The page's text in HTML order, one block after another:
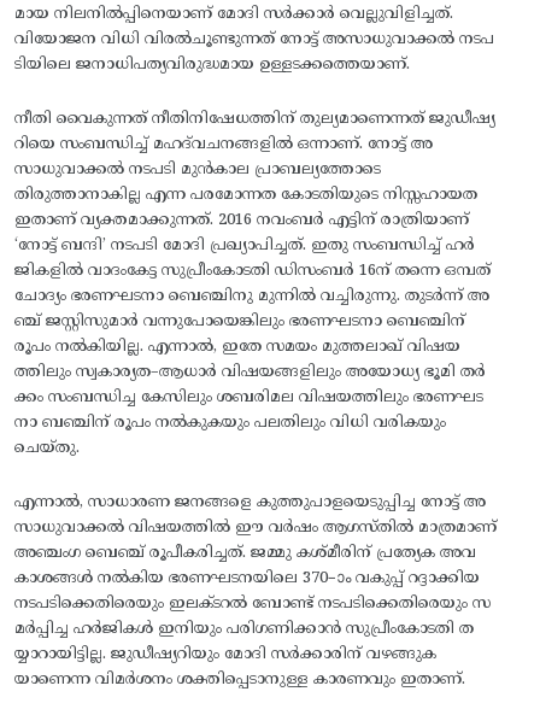
മായ നിലനിൽപ്പിനെയാണ് മോദി സർക്കാർ വെല്ലുവിളിച്ചത്.
വിയോജന വിധി വിരൽചൂണ്ടുന്നത് നോട്ട് അസാധുവാക്കൽ നടപ
ടിയിലെ ജനാധിപത്യവിരുദ്ധമായ ഉള്ളടക്കത്തെയാണ്‌.
നീതി വൈകുന്നത് നീതിനിഷേധത്തിന് തുല്യമാണെന്നത്‌ ജുഡീഷ്യ
റിയെ സംബന്ധിച്ച് മഹദ്‌വചനങ്ങളിൽ ഒന്നാണ്. നോട്ട് അ
സാധുവാക്കൽ നടപടി മുൻകാല പ്രാബല്യത്തോടെ
തിരുത്താനാകില്ല എന്ന പരമോന്നത കോടതിയുടെ നിസ്സഹായത
ഇതാണ് വ്യക്തമാക്കുന്നത്. 2016 നവംബർ എട്ടിന് രാത്രിയാണ്
‘നോട്ട് ബന്ദി’ നടപടി മോദി പ്രഖ്യാപിച്ചത്. ഇതു സംബന്ധിച്ച് ഹർ
ജികളിൽ വാദംകേട്ട സുപ്രീംകോടതി ഡിസംബർ 16ന് തന്നെ ഒമ്പത്‌
ചോദ്യം ഭരണഘടനാ ബെഞ്ചിനു മുന്നിൽ വച്ചിരുന്നു. തുടർന്ന് അ
ഞ്ച് ജസ്റ്റിസുമാർ വന്നുപോയെങ്കിലും ഭരണഘടനാ ബെഞ്ചിന്
രൂപം നൽകിയില്ല. എന്നാൽ, ഇതേ സമയം മുത്തലാഖ്‌ വിഷയ
ത്തിലും സ്വകാര്യത–ആധാർ വിഷയങ്ങളിലും അയോധ്യ ഭൂമി തർ
ക്കം സംബന്ധിച്ച കേസിലും ശബരിമല വിഷയത്തിലും ഭരണഘട
നാ ബഞ്ചിന്‌ രൂപം നൽകുകയും പലതിലും വിധി വരികയും
ചെയ്തു.
എന്നാൽ, സാധാരണ ജനങ്ങളെ കുത്തുപാളയെടുപ്പിച്ച നോട്ട് അ
സാധുവാക്കൽ വിഷയത്തിൽ ഈ വർഷം ആഗസ്‌തിൽ മാത്രമാണ്
അഞ്ചംഗ ബെഞ്ച് രൂപീകരിച്ചത്. ജമ്മു കശ്‌മീരിന്‌ പ്രത്യേക അവ
കാശങ്ങൾ നൽകിയ ഭരണഘടനയിലെ 370–ാം വകുപ്പ്‌ റദ്ദാക്കിയ
നടപടിക്കെതിരെയും ഇലക്ടറൽ ബോണ്ട് നടപടിക്കെതിരെയും സ
മർപ്പിച്ച ഹർജികൾ ഇനിയും പരിഗണിക്കാൻ സുപ്രീംകോടതി ത
യ്യാറായിട്ടില്ല. ജുഡീഷ്യറിയും മോദി സർക്കാരിന് വഴങ്ങുക
യാണെന്ന വിമർശനം ശക്തിപ്പെടാനുള്ള കാരണവും ഇതാണ്.